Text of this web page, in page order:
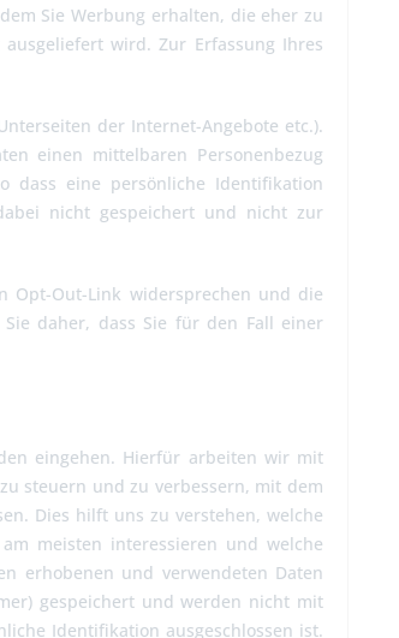
Sie Werbung erhalten, die eher zu
wird. Zur Erfassung Ihres
der Internet-Angebote etc.).
einen mittelbaren Personenbezug
dass eine persönliche Identifikation
nicht gespeichert und nicht zur
Opt-Out-Link widersprechen und die
daher, dass Sie für den Fall einer
eingehen. Hierfür arbeiten wir mit
steuern und zu verbessern, mit dem
Dies hilft uns zu verstehen, welche
meisten interessieren und welche
erhobenen und verwendeten Daten
gespeichert und werden nicht mit
Identifikation ausgeschlossen ist.